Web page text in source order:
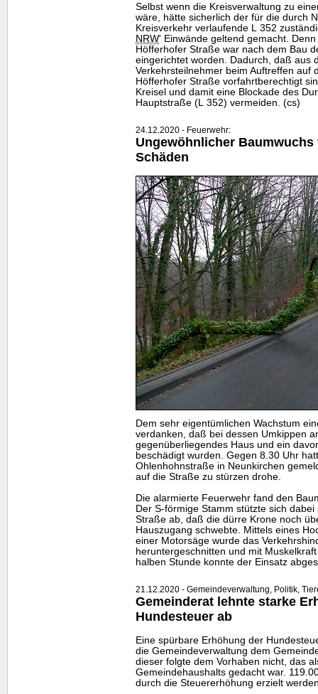
Selbst wenn die Kreisverwaltung zu
wäre, hätte sicherlich der für die durch
Kreisverkehr verlaufende L 352
NRW' Einwände geltend gemacht.
Höfferhofer Straße war nach dem Bau
eingerichtet worden. Dadurch, daß aus
Verkehrsteilnehmer beim Auftreffen auf
Höfferhofer Straße vorfahrtberechtigt
Kreisel und damit eine Blockade des
Hauptstraße (L 352) vermeiden. (cs)
24.12.2020 - Feuerwehr:
Ungewöhnlicher
Schäden
Dem sehr eigentümlichen Wachstum
verdanken, daß bei dessen Umkippen
gegenüberliegendes Haus und ein
beschädigt wurden. Gegen 8.30 Uhr
Ohlenhohnstraße in Neunkirchen
auf die Straße zu stürzen drohe.
Die alarmierte Feuerwehr fand den
Der S-förmige Stamm stützte sich
Straße ab, daß die dürre Krone noch
Hauszugang schwebte. Mittels eines
einer Motorsäge wurde das
heruntergeschnitten und mit
halben Stunde konnte der Einsatz
21.12.2020 - Gemeindeverwaltung, Politik,
Gemeinderat lehnte starke
Hundesteuer ab
Eine spürbare Erhöhung der
die Gemeindeverwaltung dem
dieser folgte dem Vorhaben nicht, das
Gemeindehaushalts gedacht war.
durch die Steuererhöhung erzielt